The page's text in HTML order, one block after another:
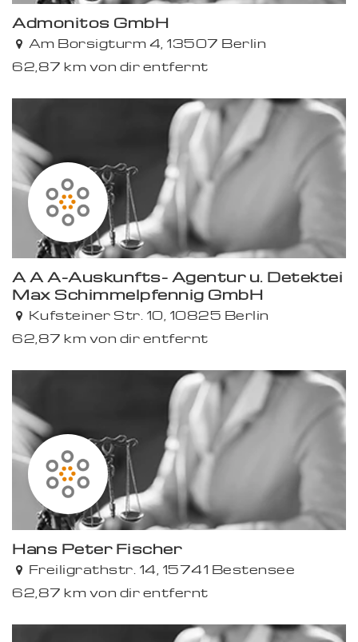
Admonitos GmbH
Am Borsigturm 4, 13507 Berlin
62,87 km von dir entfernt
A A A-Auskunfts- Agentur u. Detektei
Max Schimmelpfennig GmbH
Kufsteiner Str. 10, 10825 Berlin
62,87 km von dir entfernt
Hans Peter Fischer
Freiligrathstr. 14, 15741 Bestensee
62,87 km von dir entfernt